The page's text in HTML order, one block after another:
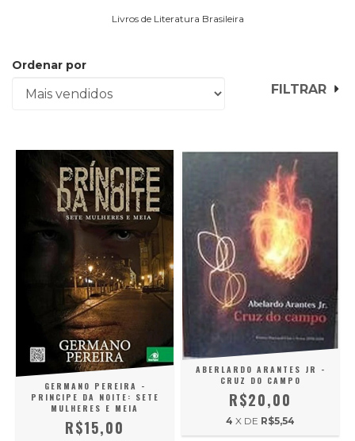
Livros de Literatura Brasileira
Ordenar por
FILTRAR
GERMANO PEREIRA -
PRINCIPE DA NOITE: SETE
MULHERES E MEIA
R$15,00
ABERLARDO ARANTES JR -
CRUZ DO CAMPO
R$20,00
4 X DE R$5,54